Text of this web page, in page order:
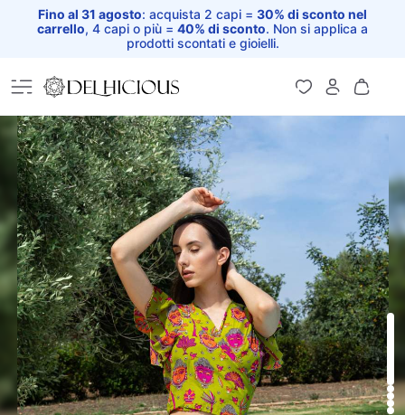
Fino al 31 agosto: acquista 2 capi = 30% di sconto nel
carrello, 4 capi o più = 40% di sconto. Non si applica a
prodotti scontati e gioielli.
Home